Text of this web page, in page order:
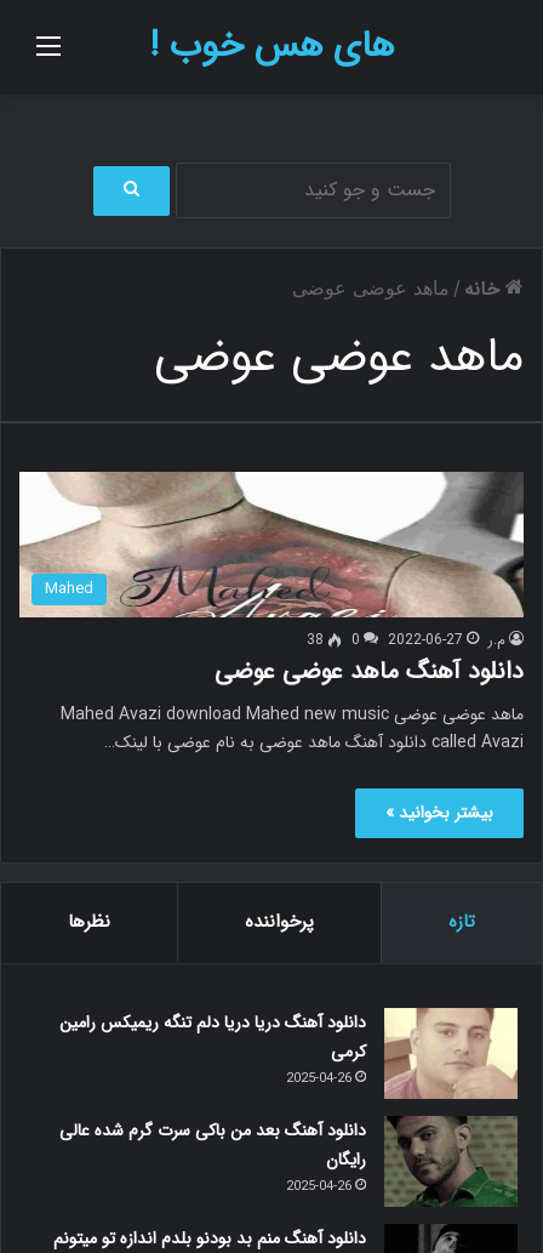
های هس خوب !
ج
ی
خانه / ماهد عوضی عوضی
ماهد عوضی عوضی
Mahed
م.ر 2022-06-27
0
38
دانلود آهنگ ماهد عوضی عوضی
ماهد عوضی عوضی Mahed Avazi download Mahed new music
called Avazi دانلود آهنگ ماهد عوضی به نام عوضی با لینک…
بیشتر بخوانید »
تازه پرخواننده نظرها
دانلود آهنگ دریا دریا دلم تنگه ریمیکس رامین
کرمی
2025-04-26
دانلود آهنگ بعد من باکی سرت گرم شده عالی
رایگان
2025-04-26
دانلود آهنگ منم بد بودنو بلدم اندازه تو میتونم